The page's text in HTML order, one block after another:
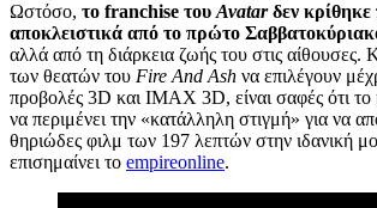
Ωστόσο, το franchise του Avatarδεν κρίθηκε
αποκλειστικά από το πρώτο
αλλά από τη διάρκεια ζωής του στις αίθουσες.
των θεατών του Fire And Ash να επιλέγουν
προβολές 3D και IMAX 3D, είναι σαφές ότι το
να περιμένει την «κατάλληλη στιγμή» για να
θηριώδες φιλμ των 197 λεπτών στην ιδανική
επισημαίνει το empireonline.